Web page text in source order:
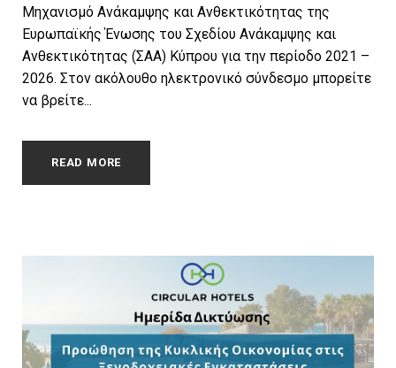
Μηχανισμό Ανάκαμψης και Ανθεκτικότητας της
Ευρωπαϊκής Ένωσης του Σχεδίου Ανάκαμψης και
Ανθεκτικότητας (ΣΑΑ) Κύπρου για την περίοδο 2021 –
2026. Στον ακόλουθο ηλεκτρονικό σύνδεσμο μπορείτε
να βρείτε...
READ MORE